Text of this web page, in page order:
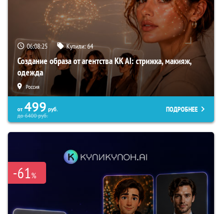
06:08:24 Купили:64
Создание образа от агентства KK AI: стрижка, макияж,
одежда
Россия
от 499 руб.
до6400руб.
ПОДРОБНЕЕ
-61%